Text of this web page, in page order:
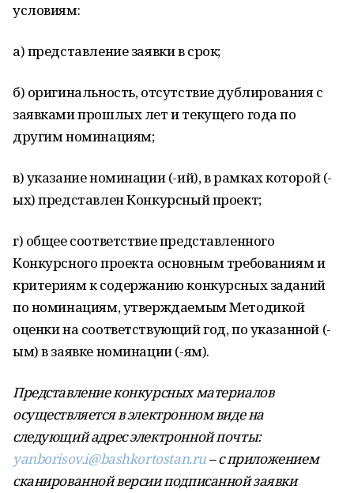
условиям:
а) представление заявки в срок;
б) оригинальность, отсутствие дублирования с
заявками прошлых лет и текущего года по
другим номинациям;
в) указание номинации (-ий), в рамках которой (-
ых) представлен Конкурсный проект;
г) общее соответствие представленного
Конкурсного проекта основным требованиям и
критериям к содержанию конкурсных заданий
по номинациям, утверждаемым Методикой
оценки на соответствующий год, по указанной (-
ым) в заявке номинации (-ям).
Представление конкурсных материалов
осуществляется в электронном виде на
следующий адрес электронной почты:
yanborisov.i@bashkortostan.ru– с приложением
сканированной версии подписанной заявки